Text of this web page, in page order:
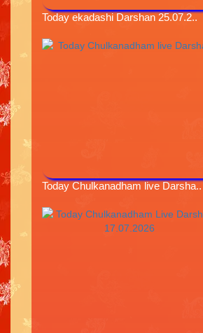
Today ekadashi Darshan 25.07.2..
Today Chulkanadham live Darsha..